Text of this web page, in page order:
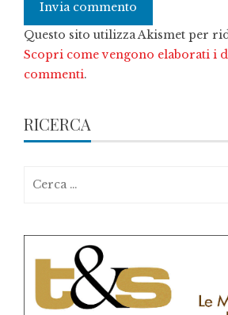
Questo sito utilizza Akismet per
Scopri come vengono elaborati i
commenti.
RICERCA